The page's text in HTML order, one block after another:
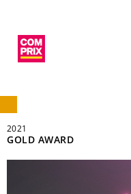
2021
GOLD AWARD